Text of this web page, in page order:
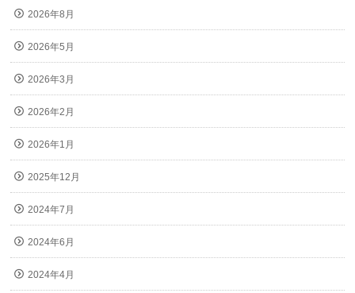
2026年8月
2026年5月
2026年3月
2026年2月
2026年1月
2025年12月
2024年7月
2024年6月
2024年4月